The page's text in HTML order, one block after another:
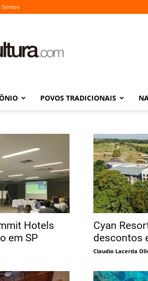
Somos
POVOS TRADICIONAIS
Hotels
em SP
Cyan
descontos
Claudio Lacerda